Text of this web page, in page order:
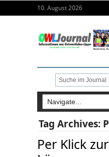
10. August 2026
Tag Archives:
Per Klick